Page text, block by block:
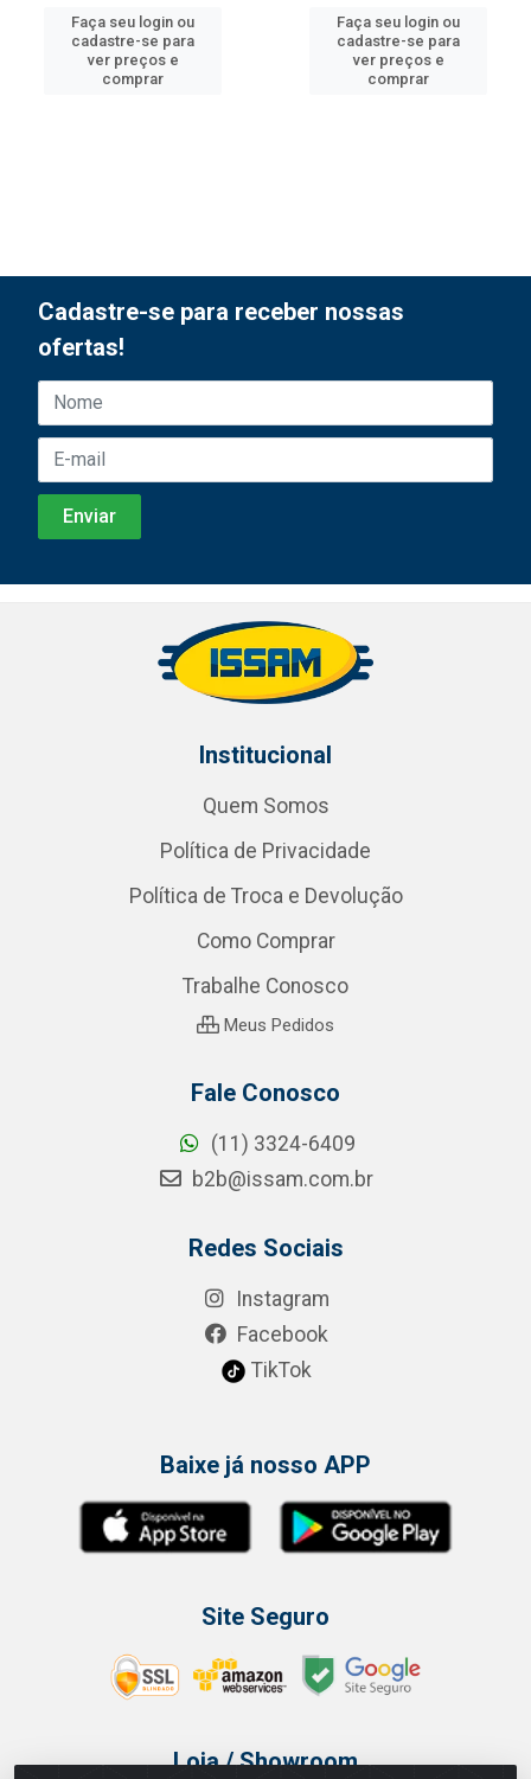
Faça seu login ou
cadastre-se para
ver preços e
comprar
Faça seu login ou
cadastre-se para
ver preços e
comprar
Cadastre-se para receber nossas
ofertas!
Institucional
Quem Somos
Política de Privacidade
Política de Troca e Devolução
Como Comprar
Trabalhe Conosco
Meus Pedidos
Fale Conosco
(11) 3324-6409
b2b@issam.com.br
Redes Sociais
Instagram
Facebook
TikTok
Baixe já nosso APP
Site Seguro
Loja / Showroom